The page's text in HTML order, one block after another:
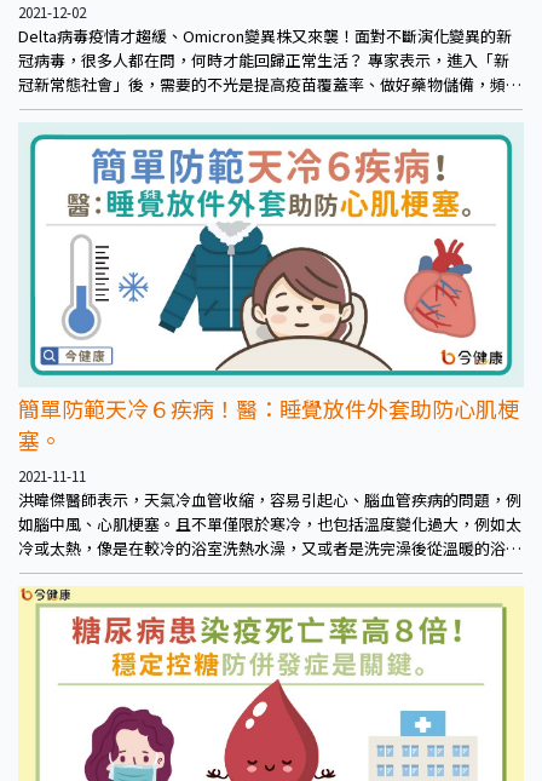
2021-12-02
Delta病毒疫情才趨緩、Omicron變異株又來襲！面對不斷演化變異的新
冠病毒，很多人都在問，何時才能回歸正常生活？ 專家表示，進入「新
冠新常態社會」後，需要的不光是提高疫苗覆蓋率、做好藥物儲備，頻繁
檢測也有其必要性。
簡單防範天冷６疾病！醫：睡覺放件外套助防心肌梗
塞。
2021-11-11
洪暐傑醫師表示，天氣冷血管收縮，容易引起心、腦血管疾病的問題，例
如腦中風、心肌梗塞。且不單僅限於寒冷，也包括溫度變化過大，例如太
冷或太熱，像是在較冷的浴室洗熱水澡，又或者是洗完澡後從溫暖的浴室
回到較冷的房間等。這些情況年長、三高等慢性疾病者、有心、腦血管疾
病史者等風險族群更要注意。